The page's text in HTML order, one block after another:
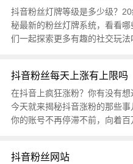
抖音粉丝灯牌等级是多少级？
秘最新的粉丝灯牌系统，看看
们一起探索更多有趣的社交玩法
抖音粉丝每天上涨有上限吗
在抖音上疯狂涨粉？你有没有
今天就来揭秘抖音涨粉的那些
你的账号不再停滞不前，向着百
抖音粉丝网站